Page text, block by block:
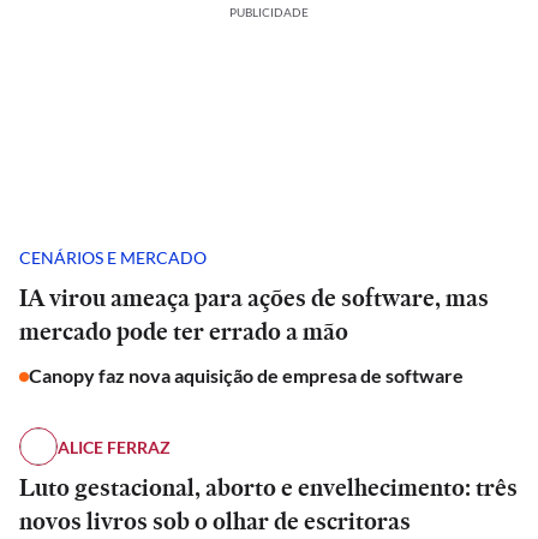
PUBLICIDADE
CENÁRIOS E MERCADO
IA virou ameaça para ações de software, mas
mercado pode ter errado a mão
Canopy faz nova aquisição de empresa de software
ALICE FERRAZ
Luto gestacional, aborto e envelhecimento: três
novos livros sob o olhar de escritoras